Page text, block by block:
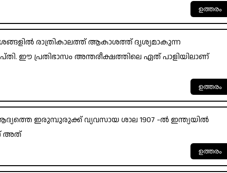
രാത്രികാലത്ത് ആകാശത്ത് ദൃശ്യമാകുന്ന
ഈ പ്രതിഭാസം അന്തരീക്ഷത്തിലെ ഏത് പാളിയിലാണ്
ഇരുമ്പുരുക്ക് വ്യവസായ ശാല 1907 -ൽ ഇന്ത്യയിൽ
അത്